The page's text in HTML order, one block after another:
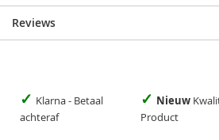
Reviews
✓ Klarna - Betaal
achteraf
✓ Nieuw
Product